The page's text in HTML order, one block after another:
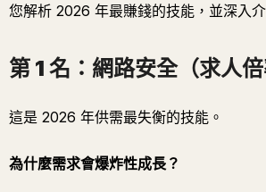
您解析 2026 年最賺錢的技能，並深入
第 1 名：網路安全（求人
這是 2026 年供需最失衡的技能。
為什麼需求會爆炸性成長？